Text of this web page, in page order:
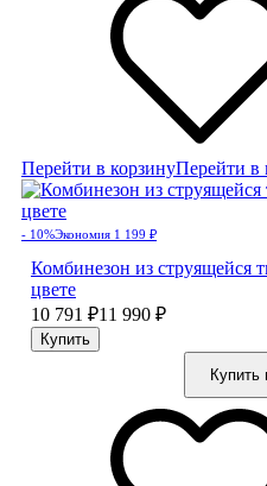
Перейти в корзинуПерейти в
- 10%Экономия 1 199 ₽
Комбинезон из струящейся
цвете
10 791 ₽11 990 ₽
Купить